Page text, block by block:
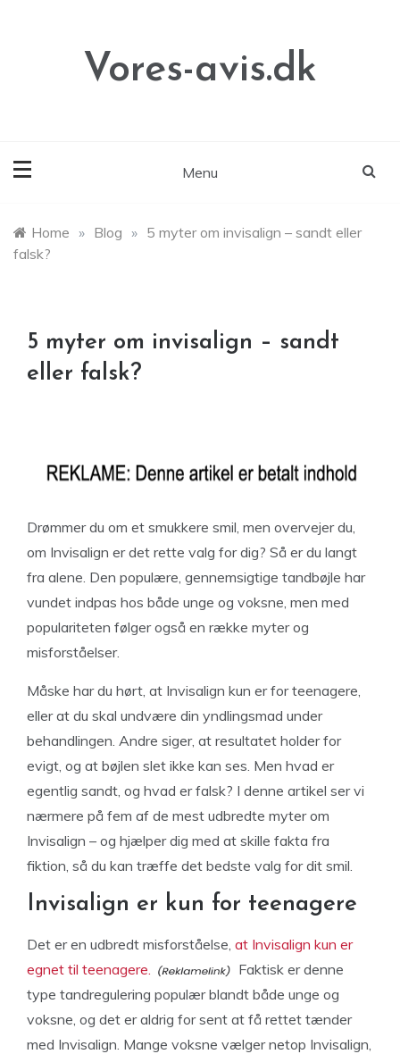
Vores-avis.dk
Menu
Home » Blog » 5 myter om invisalign – sandt eller
falsk?
5 myter om invisalign – sandt
eller falsk?
Drømmer du om et smukkere smil, men overvejer du,
om Invisalign er det rette valg for dig? Så er du langt
fra alene. Den populære, gennemsigtige tandbøjle har
vundet indpas hos både unge og voksne, men med
populariteten følger også en række myter og
misforståelser.
Måske har du hørt, at Invisalign kun er for teenagere,
eller at du skal undvære din yndlingsmad under
behandlingen. Andre siger, at resultatet holder for
evigt, og at bøjlen slet ikke kan ses. Men hvad er
egentlig sandt, og hvad er falsk? I denne artikel ser vi
nærmere på fem af de mest udbredte myter om
Invisalign – og hjælper dig med at skille fakta fra
fiktion, så du kan træffe det bedste valg for dit smil.
Invisalign er kun for teenagere
Det er en udbredt misforståelse, at Invisalign kun er
egnet til teenagere.
Faktisk er denne
type tandregulering populær blandt både unge og
voksne, og det er aldrig for sent at få rettet tænder
med Invisalign. Mange voksne vælger netop Invisalign,